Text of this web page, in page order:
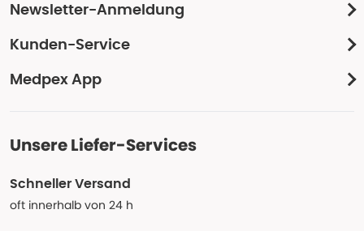
Newsletter-Anmeldung
Kunden-Service
Medpex App
Unsere Liefer-Services
Schneller Versand
oft innerhalb von 24 h